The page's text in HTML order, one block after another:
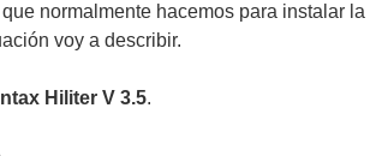
normalmente hacemos para instalar
voy a describir.
Hiliter V 3.5.